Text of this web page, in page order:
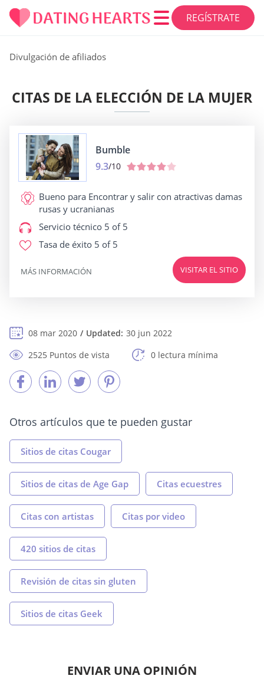
REGÍSTRATE
Divulgación de afiliados
CITAS DE LA ELECCIÓN DE LA MUJER
Bumble
9.3/10
Bueno para Encontrar y salir con atractivas damas
rusas y ucranianas
Servicio técnico 5 of 5
Tasa de éxito 5 of 5
VISITAR EL SITIO
MÁS INFORMACIÓN
08 mar 2020 Updated: 30 jun 2022
2525 Puntos de vista
0 lectura mínima
Otros artículos que te pueden gustar
Sitios de citas Cougar
Sitios de citas de Age Gap Citas ecuestres
Citas con artistas Citas por video
420 sitios de citas
Revisión de citas sin gluten
Sitios de citas Geek
ENVIAR UNA OPINIÓN